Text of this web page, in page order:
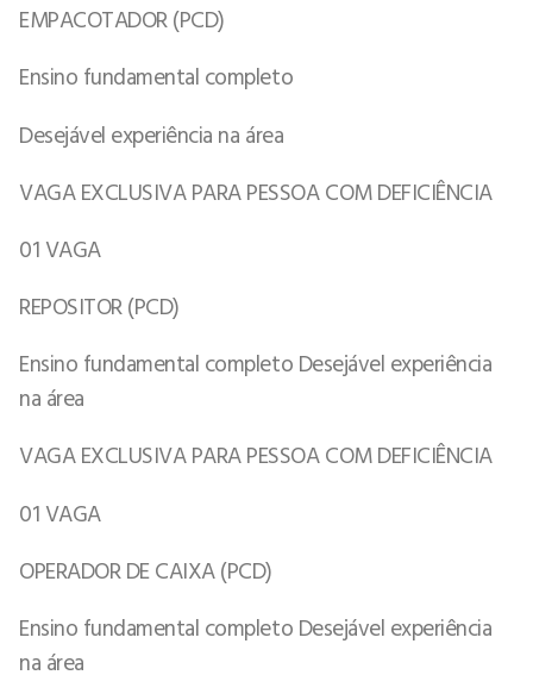
EMPACOTADOR (PCD)
Ensino fundamental completo
Desejável experiência na área
VAGA EXCLUSIVA PARA PESSOA COM DEFICIÊNCIA
01 VAGA
REPOSITOR (PCD)
Ensino fundamental completo Desejável experiência
na área
VAGA EXCLUSIVA PARA PESSOA COM DEFICIÊNCIA
01 VAGA
OPERADOR DE CAIXA (PCD)
Ensino fundamental completo Desejável experiência
na área